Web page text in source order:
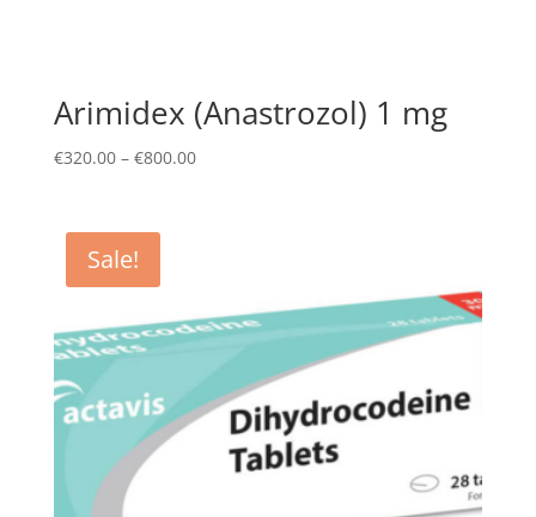
Arimidex (Anastrozol) 1 mg
€320.00 – €800.00Price
Sale!